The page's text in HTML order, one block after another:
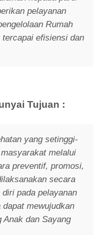
pelayanan
Rumah
efisiensi dan
Tujuan :
yang setinggi-
melalui
preventif, promosi,
secara
pada pelayanan
mewujudkan
Anak dan Sayang